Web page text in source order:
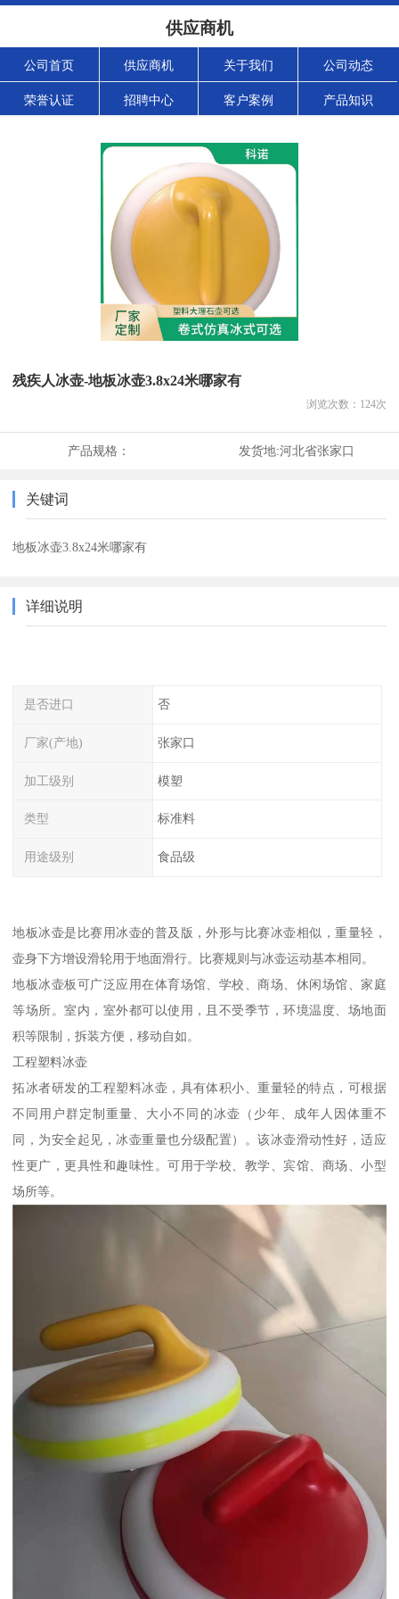
供应商机
公司首页 供应商机 关于我们 公司动态
荣誉认证 招聘中心 客户案例 产品知识
残疾人冰壶-地板冰壶3.8x24米哪家有
浏览次数： 124次
产品规格： 发货地:河北省张家口
关键词
地板冰壶3.8x24米哪家有
详细说明
是否进口 否
厂家(产地) 张家口
加工级别 模塑
类型 标准料
用途级别 食品级
地板冰壶是比赛用冰壶的普及版，外形与比赛冰壶相似，重量轻，
壶身下方增设滑轮用于地面滑行。比赛规则与冰壶运动基本相同。
地板冰壶板可广泛应用在体育场馆、学校、商场、休闲场馆、家庭
等场所。室内，室外都可以使用，且不受季节，环境温度、场地面
积等限制，拆装方便，移动自如。
工程塑料冰壶
拓冰者研发的工程塑料冰壶，具有体积小、重量轻的特点，可根据
不同用户群定制重量、大小不同的冰壶（少年、成年人因体重不
同，为安全起见，冰壶重量也分级配置）。该冰壶滑动性好，适应
性更广，更具性和趣味性。可用于学校、教学、宾馆、商场、小型
场所等。